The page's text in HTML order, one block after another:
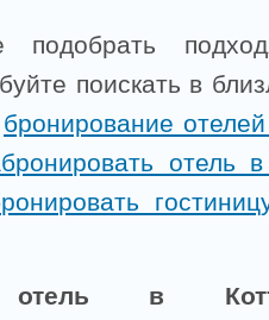
подобрать
поискать в
бронирование
отель
отель в